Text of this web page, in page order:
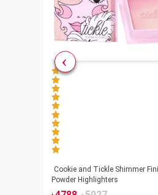
Cookie and Tickle Shimmer
Powder Highlighters